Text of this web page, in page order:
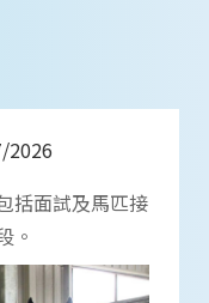
括面試及馬匹接
。